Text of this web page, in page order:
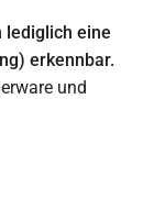
lediglich eine
erkennbar.
und